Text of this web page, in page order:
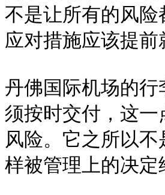
不是让所有的风
应对措施应该提
丹佛国际机场的
须按时交付，这
风险。它之所以
样被管理上的决定